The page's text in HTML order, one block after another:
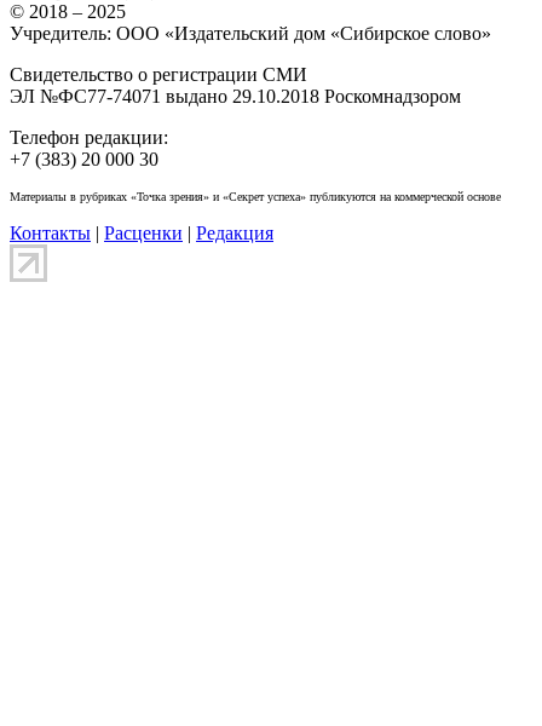
© 2018 – 2025
Учредитель: ООО «Издательский дом «Сибирское слово»
Свидетельство о регистрации СМИ
ЭЛ №ФС77-74071 выдано 29.10.2018 Роскомнадзором
Телефон редакции:
+7 (383) 20 000 30
Материалы в рубриках «Точка зрения» и «Секрет успеха» публикуются на коммерческой основе
Контакты | Расценки | Редакция